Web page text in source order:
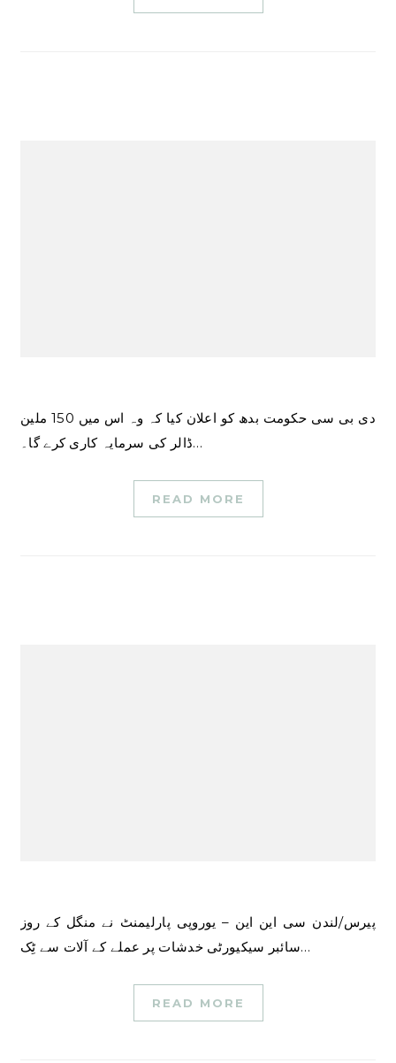
دی بی سی حکومت بدھ کو اعلان کیا کہ وہ اس میں 150 ملین
ڈالر کی سرمایہ کاری کرے گا۔…
READ MORE
پیرس/لندن سی این این – یوروپی پارلیمنٹ نے منگل کے روز
سائبر سیکیورٹی خدشات پر عملے کے آلات سے ٹِک…
READ MORE